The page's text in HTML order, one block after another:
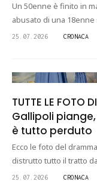
Un 50enne è finito in
abusato di una 18enne
25.07.2026 CRONACA
TUTTE LE FOTO
Gallipoli
è tutto perduto
Ecco le foto del
distrutto tutto il tratto
25.07.2026 CRONACA